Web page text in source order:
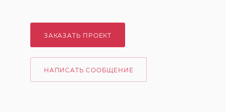
ЗАКАЗАТЬ ПРОЕКТ
НАПИСАТЬ СООБЩЕНИЕ